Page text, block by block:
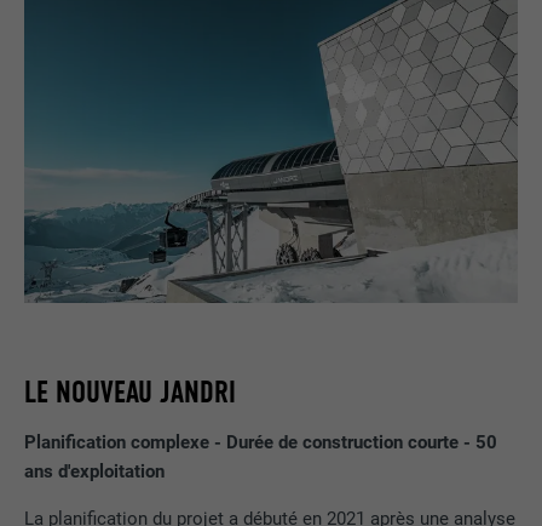
LE NOUVEAU JANDRI
Planification complexe - Durée de construction courte - 50
ans d'exploitation
La planification du projet a débuté en 2021 après une analyse